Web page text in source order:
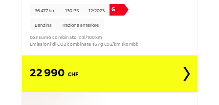
36 477 km 130 PS 12/2023 G
Benzina Trazione anteriore
Consumo combinato 7.4l/100km
Emissioni di CO2 combinate 167g C02/km (kombi)
22 990 CHF